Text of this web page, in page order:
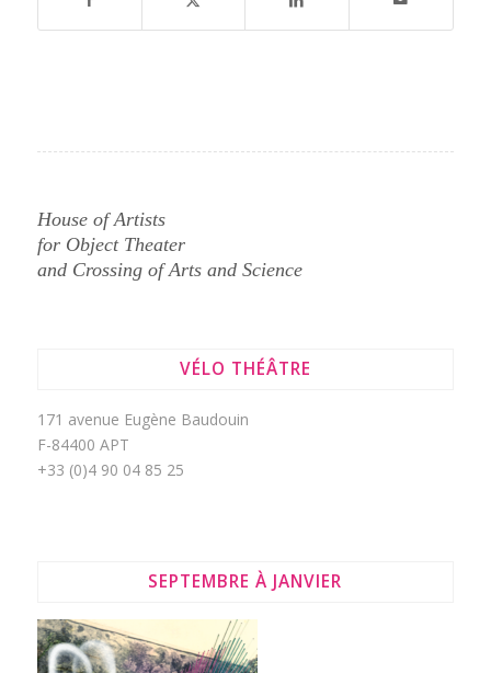
House of Artists
for Object Theater
and Crossing of Arts and Science
VÉLO THÉÂTRE
171 avenue Eugène Baudouin
F-84400 APT
+33 (0)4 90 04 85 25
SEPTEMBRE À JANVIER